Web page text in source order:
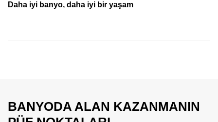
Daha iyi banyo, daha iyi bir yaşam
BANYODA ALAN KAZANMANIN